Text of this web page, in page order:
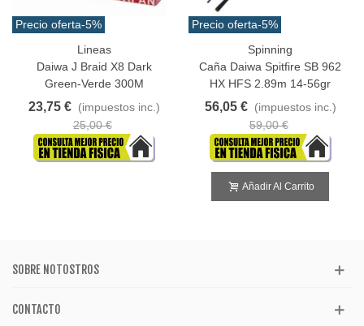
Precio oferta-5%
Lineas
Daiwa J Braid X8 Dark
Green-Verde 300M
23,75 € (impuestos inc.)
25,00 €
Precio oferta-5%
Spinning
Caña Daiwa Spitfire SB 962
HX HFS 2.89m 14-56gr
56,05 € (impuestos inc.)
59,00 €
Añadir Al Carrito
SOBRE NOTOSTROS
CONTACTO